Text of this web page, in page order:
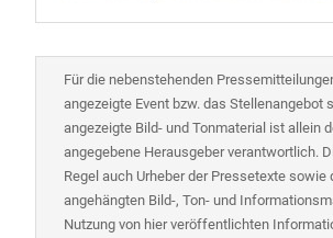
Für die nebenstehenden
angezeigte Event bzw. das Stellenangebot
angezeigte Bild- und Tonmaterial ist allein
angegebene Herausgeber verantwortlich.
Regel auch Urheber der Pressetexte sowie
angehängten Bild-, Ton- und
Nutzung von hier veröffentlichten